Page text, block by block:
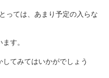
っては、あまり予定の入らな
す。
てみてはいかがでしょう